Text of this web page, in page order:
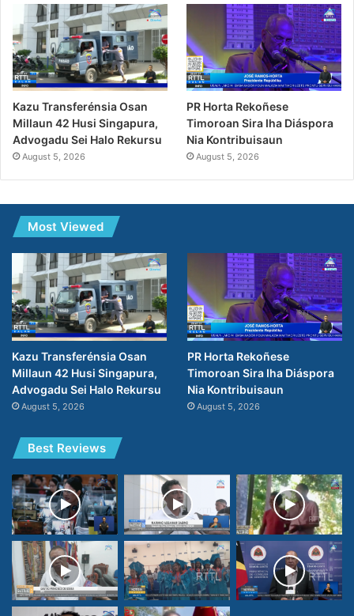
Kazu Transferénsia Osan
Millaun 42 Husi Singapura,
Advogadu Sei Halo Rekursu
August 5, 2026
PR Horta Rekoñese
Timoroan Sira Iha Diáspora
Nia Kontribuisaun
August 5, 2026
Most Viewed
Kazu Transferénsia Osan
Millaun 42 Husi Singapura,
Advogadu Sei Halo Rekursu
August 5, 2026
PR Horta Rekoñese
Timoroan Sira Iha Diáspora
Nia Kontribuisaun
August 5, 2026
Best Reviews